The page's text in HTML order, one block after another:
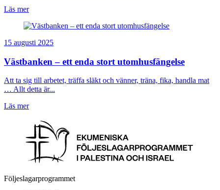
Läs mer
15 augusti 2025
Västbanken – ett enda stort utomhusfängelse
Att ta sig till arbetet, träffa släkt och vänner, träna, fika, handla mat
… Allt detta är...
Läs mer
Följeslagarprogrammet